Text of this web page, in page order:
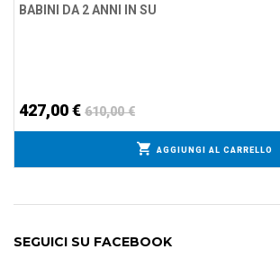
BABINI DA 2 ANNI IN SU
427,00 € 610,00 €
AGGIUNGI AL CARRELLO
SEGUICI SU FACEBOOK